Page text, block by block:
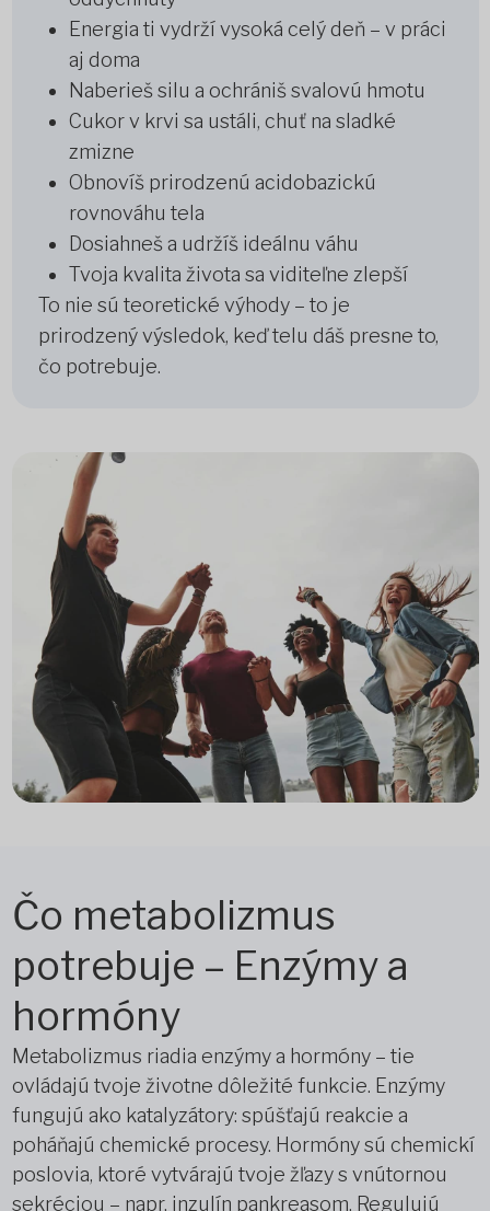
Energia ti vydrží vysoká celý deň – v práci
aj doma
Naberieš silu a ochrániš svalovú hmotu
Cukor v krvi sa ustáli, chuť na sladké
zmizne
Obnovíš prirodzenú acidobazickú
rovnováhu tela
Dosiahneš a udržíš ideálnu váhu
Tvoja kvalita života sa viditeľne zlepší
To nie sú teoretické výhody – to je
prirodzený výsledok, keď telu dáš presne to,
čo potrebuje.
Čo metabolizmus
potrebuje – Enzýmy a
hormóny
Metabolizmus riadia enzýmy a hormóny – tie
ovládajú tvoje životne dôležité funkcie. Enzýmy
fungujú ako katalyzátory: spúšťajú reakcie a
poháňajú chemické procesy. Hormóny sú chemickí
poslovia, ktoré vytvárajú tvoje žľazy s vnútornou
sekréciou – napr. inzulín pankreasom. Regulujú